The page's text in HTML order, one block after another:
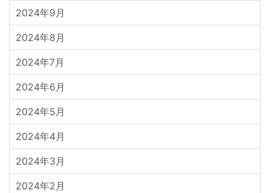
2024年9月
2024年8月
2024年7月
2024年6月
2024年5月
2024年4月
2024年3月
2024年2月